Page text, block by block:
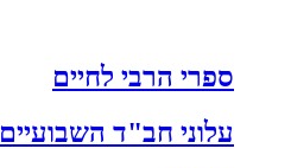
ספרי הרבי לחיים
עלוני חב"ד השבועיים